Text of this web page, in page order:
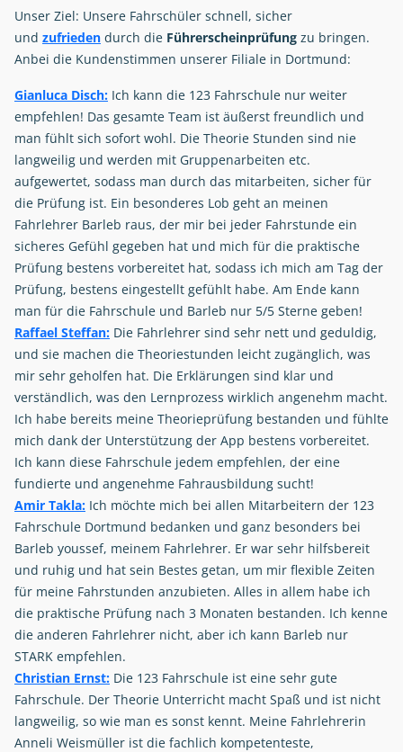
Unser Ziel: Unsere Fahrschüler schnell, sicher
und zufrieden durch die Führerscheinprüfung zu bringen.
Anbei die Kundenstimmen unserer Filiale in Dortmund:
Gianluca Disch: Ich kann die 123 Fahrschule nur weiter
empfehlen! Das gesamte Team ist äußerst freundlich und
man fühlt sich sofort wohl. Die Theorie Stunden sind nie
langweilig und werden mit Gruppenarbeiten etc.
aufgewertet, sodass man durch das mitarbeiten, sicher für
die Prüfung ist. Ein besonderes Lob geht an meinen
Fahrlehrer Barleb raus, der mir bei jeder Fahrstunde ein
sicheres Gefühl gegeben hat und mich für die praktische
Prüfung bestens vorbereitet hat, sodass ich mich am Tag der
Prüfung, bestens eingestellt gefühlt habe. Am Ende kann
man für die Fahrschule und Barleb nur 5/5 Sterne geben!
Raffael Steffan: Die Fahrlehrer sind sehr nett und geduldig,
und sie machen die Theoriestunden leicht zugänglich, was
mir sehr geholfen hat. Die Erklärungen sind klar und
verständlich, was den Lernprozess wirklich angenehm macht.
Ich habe bereits meine Theorieprüfung bestanden und fühlte
mich dank der Unterstützung der App bestens vorbereitet.
Ich kann diese Fahrschule jedem empfehlen, der eine
fundierte und angenehme Fahrausbildung sucht!
Amir Takla: Ich möchte mich bei allen Mitarbeitern der 123
Fahrschule Dortmund bedanken und ganz besonders bei
Barleb youssef, meinem Fahrlehrer. Er war sehr hilfsbereit
und ruhig und hat sein Bestes getan, um mir flexible Zeiten
für meine Fahrstunden anzubieten. Alles in allem habe ich
die praktische Prüfung nach 3 Monaten bestanden. Ich kenne
die anderen Fahrlehrer nicht, aber ich kann Barleb nur
STARK empfehlen.
Christian Ernst: Die 123 Fahrschule ist eine sehr gute
Fahrschule. Der Theorie Unterricht macht Spaß und ist nicht
langweilig, so wie man es sonst kennt. Meine Fahrlehrerin
Anneli Weismüller ist die fachlich kompetenteste,